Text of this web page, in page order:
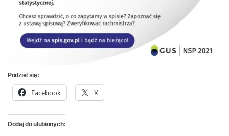
Podziel się:
Facebook X
Dodaj do ulubionych: